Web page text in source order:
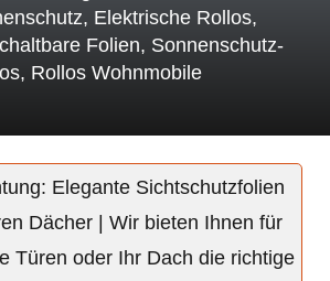
Elektrische Rollos,
Folien, Sonnenschutz-
Rollos Wohnmobile
Elegante Sichtschutzfolien
Dächer | Wir bieten Ihnen für
Türen oder Ihr Dach die richtige